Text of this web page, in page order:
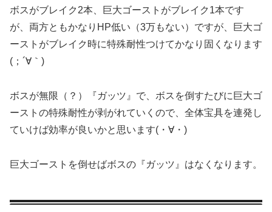
ボスがブレイク2本、巨大ゴーストがブレイク1本です
が、両方ともかなりHP低い（3万もない）ですが、巨大ゴ
ーストがブレイク時に特殊耐性つけてかなり固くなります
(；´∀｀)
ボスが無限（？）『ガッツ』で、ボスを倒すたびに巨大ゴ
ーストの特殊耐性が剥がれていくので、全体宝具を連発し
ていけば効率が良いかと思います(・∀・)
巨大ゴーストを倒せばボスの『ガッツ』はなくなります。